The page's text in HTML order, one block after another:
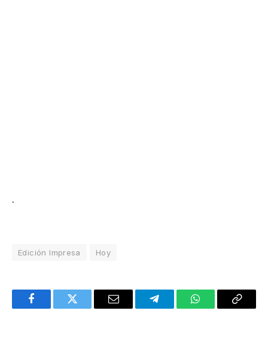
.
Edición Impresa Hoy
FacebookTwitter Email TelegramWhatsAppCopy